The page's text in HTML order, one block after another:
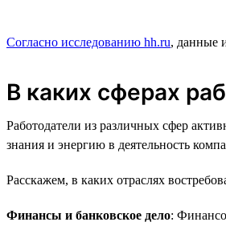
Согласно исследованию hh.ru, данные
В каких сферах
Работодатели из различных сфер
знания и энергию в деятельность
Расскажем, в каких отраслях
Финансы и банковское дело: